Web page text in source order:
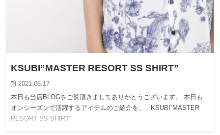
KSUBI”MASTER RESORT SS SHIRT”
2021.06.17
本日も当店BLOGをご覧頂きましてありがとうございます。 本日も
オンシーズンで活躍するアイテムのご紹介を。 . KSUBI”MASTER
RESORT SS SHIRT“